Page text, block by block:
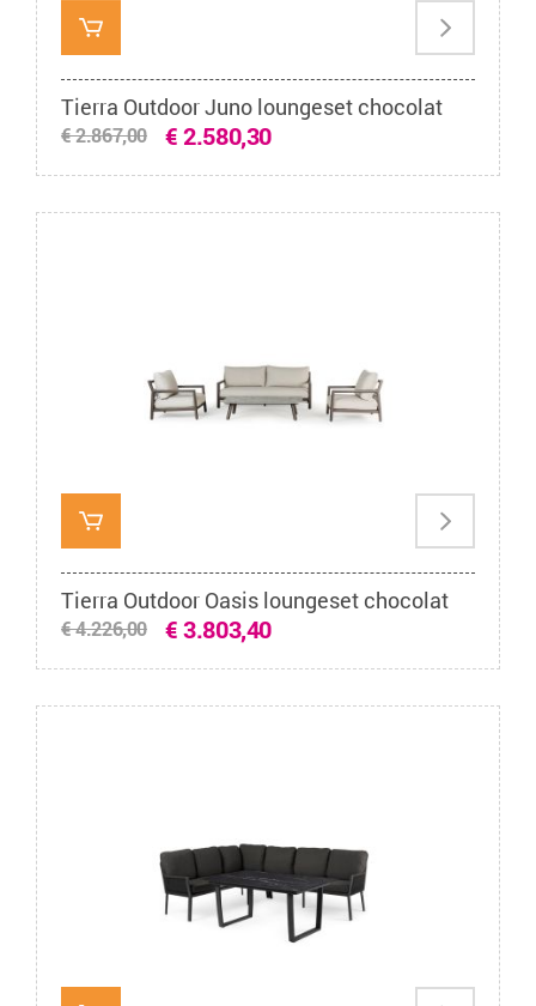
Tierra Outdoor Juno loungeset chocolat
€ 2.580,30
€ 2.867,00
Tierra Outdoor Oasis loungeset chocolat
€ 3.803,40
€ 4.226,00